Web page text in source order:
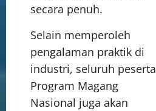
secara penuh.
Selain memperoleh
pengalaman praktik di
industri, seluruh peserta
Program Magang
Nasional juga akan